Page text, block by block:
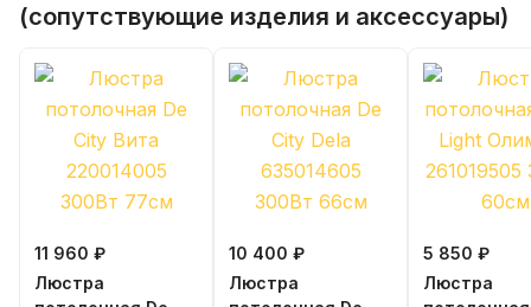
(сопутствующие изделия и аксессуары)
11 960 ₽
Люстра
10 400 ₽
Люстра
5 850 ₽
Люстра